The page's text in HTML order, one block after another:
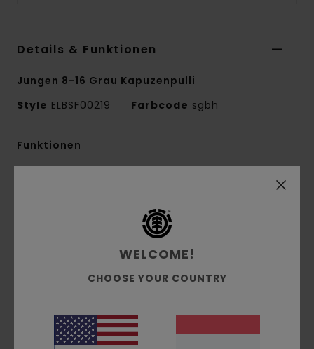
Details & Funktionen
Jungen 8-16 Grau Kapuzenpulli
Style ELBSF00219 Farbcode sgbh
Funktionen
Recycling-Baumwolle
Baumwollmischgewebe
French-Terry-Stoff [320 g/m2]
klassischer, komfortabler Regular
Kapuze:Single-Jersey-Futter an der Kapuze
Wasserbasierter Druck
WELCOME!
CHOOSE YOUR COUNTRY